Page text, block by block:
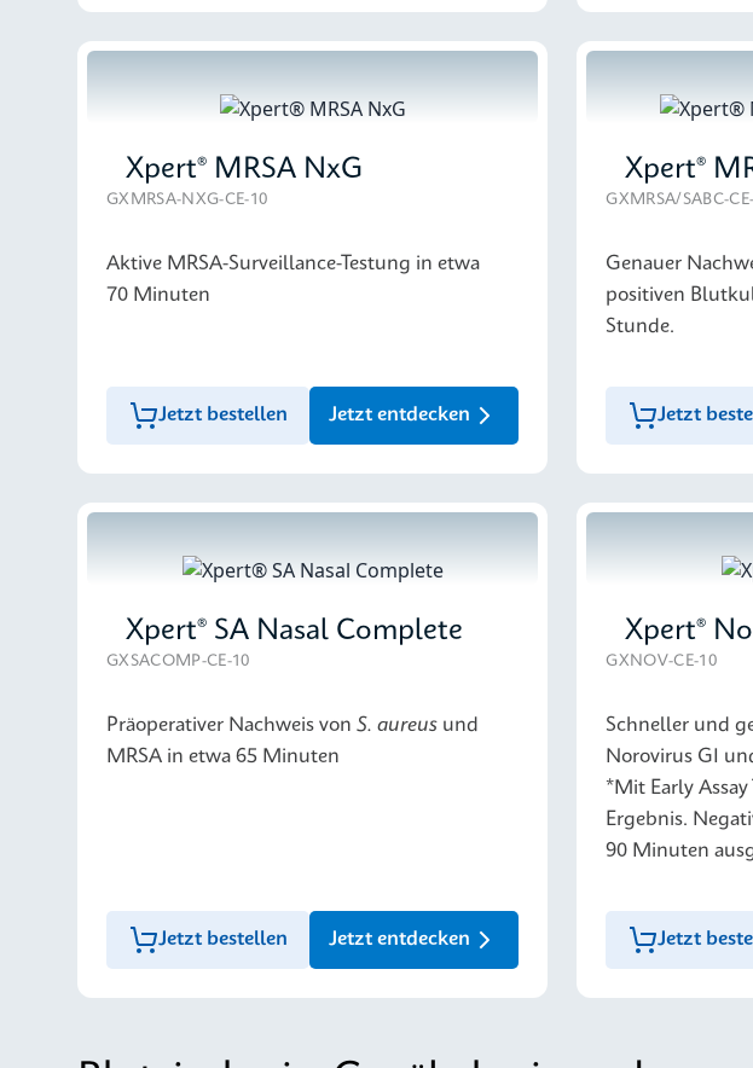
Xpert® MRSA NxG
GXMRSA-NXG-CE-10
Aktive MRSA-Surveillance-Testung in etwa
70 Minuten
Jetzt bestellen Jetzt entdecken
GXMRSA/SABC-
Genauer
positiven
Stunde.
Jetzt
Xpert® SA Nasal Complete
GXSACOMP-CE-10
Präoperativer Nachweis von S. aureus und
MRSA in etwa 65 Minuten
Jetzt bestellen Jetzt entdecken
Xpert®
GXNOV-CE-10
Schneller und
Norovirus GI
*Mit Early
Ergebnis.
90 Minuten
Jetzt